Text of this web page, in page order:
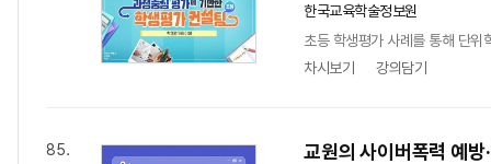
한국교육학술정보원
초등 학생평가 사례를 통해 단
차시보기
강의담기
85. 교원의 사이버폭력 예방